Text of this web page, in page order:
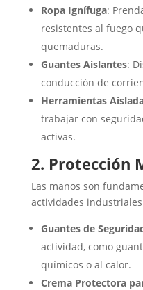
Ropa Ignífuga:
resistentes al fuego
quemaduras.
Guantes Aislantes:
conducción de
Herramientas
trabajar con
activas.
2. Protección
Las manos son
actividades
Guantes de
actividad, como
químicos o al calor.
Crema Protectora